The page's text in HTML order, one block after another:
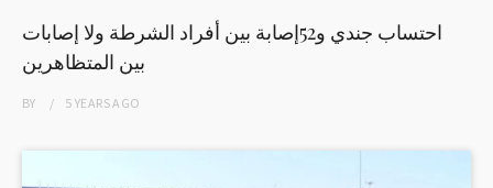
احتساب جندي و52إصابة بين أفراد الشرطة ولا إصابات
بين المتظاهرين
BY 5 YEARSAGO